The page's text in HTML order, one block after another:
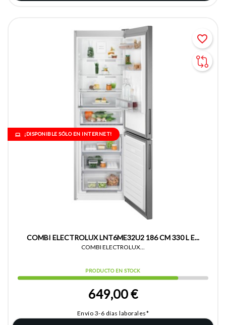
COMBI ELECTROLUX LNT6ME32U2 186 CM 330 L E...
COMBI ELECTROLUX...
PRODUCTO EN STOCK
649,00 €
Envío 3-6 días laborales*
¡DISPONIBLE SÓLO EN INTERNET!
favorite_border